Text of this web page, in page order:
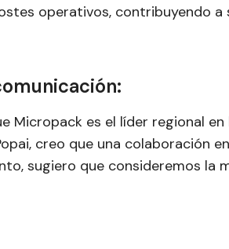
operativos, contribuyendo a
Micropack es el líder regional
creo que una colaboración
sugiero que consideremos la